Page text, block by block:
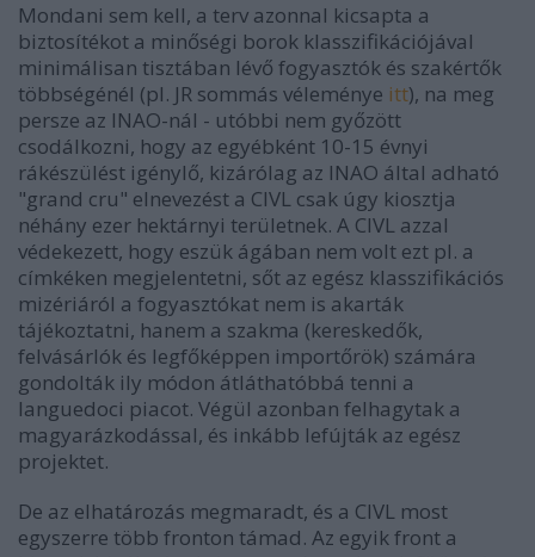
Mondani sem kell, a terv azonnal kicsapta a
biztosítékot a minőségi borok klasszifikációjával
minimálisan tisztában lévő fogyasztók és szakértők
többségénél (pl. JR sommás véleménye itt), na meg
persze az INAO-nál - utóbbi nem győzött
csodálkozni, hogy az egyébként 10-15 évnyi
rákészülést igénylő, kizárólag az INAO által adható
"grand cru" elnevezést a CIVL csak úgy kiosztja
néhány ezer hektárnyi területnek. A CIVL azzal
védekezett, hogy eszük ágában nem volt ezt pl. a
címkéken megjelentetni, sőt az egész klasszifikációs
mizériáról a fogyasztókat nem is akarták
tájékoztatni, hanem a szakma (kereskedők,
felvásárlók és legfőképpen importőrök) számára
gondolták ily módon átláthatóbbá tenni a
languedoci piacot. Végül azonban felhagytak a
magyarázkodással, és inkább lefújták az egész
projektet.
De az elhatározás megmaradt, és a CIVL most
egyszerre több fronton támad. Az egyik front a